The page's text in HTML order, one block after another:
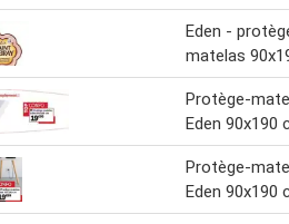
Eden -
matelas
Protège-
Eden 90x190
Protège-
Eden 90x190